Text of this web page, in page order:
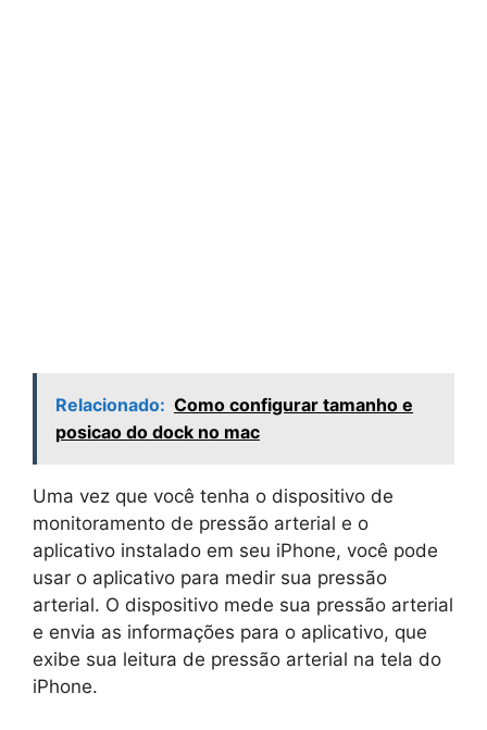
Relacionado: Como configurar tamanho e
posicao do dock no mac
Uma vez que você tenha o dispositivo de
monitoramento de pressão arterial e o
aplicativo instalado em seu iPhone, você pode
usar o aplicativo para medir sua pressão
arterial. O dispositivo mede sua pressão arterial
e envia as informações para o aplicativo, que
exibe sua leitura de pressão arterial na tela do
iPhone.